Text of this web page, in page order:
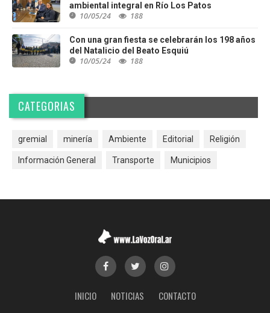
ambiental integral en Río Los Patos
10/05/24 188
Con una gran fiesta se celebrarán los 198 años
del Natalicio del Beato Esquiú
10/05/24 188
CATEGORIAS
gremial minería Ambiente Editorial Religión
Información General Transporte Municipios
INICIO NOTICIAS CONTACTO